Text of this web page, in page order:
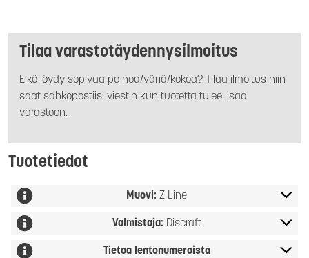
Tilaa varastotäydennysilmoitus
Eikö löydy sopivaa painoa/väriä/kokoa? Tilaa ilmoitus niin
saat sähköpostiisi viestin kun tuotetta tulee lisää
varastoon.
Tuotetiedot
Muovi: Z Line
Valmistaja: Discraft
Tietoa lentonumeroista